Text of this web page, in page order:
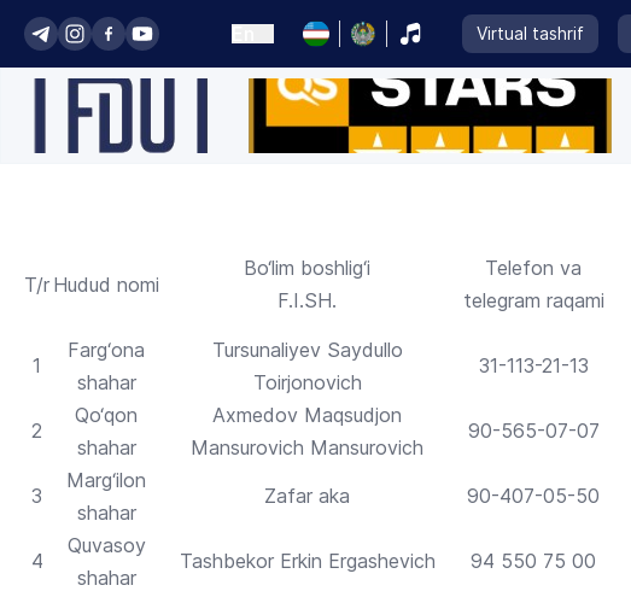
Virtual tashrif
T/r Hudud nomi
Bo‘lim boshlig‘i
F.I.SH.
Telefon va
telegram raqami
1
Farg‘ona
shahar
Tursunaliyev Saydullo
Toirjonovich
31-113-21-13
2
Qo‘qon
shahar
Axmedov Maqsudjon
Mansurovich Mansurovich
90-565-07-07
3
Marg‘ilon
shahar
Zafar aka 90-407-05-50
4
Quvasoy
shahar
Tashbekor Erkin Ergashevich 94 550 75 00